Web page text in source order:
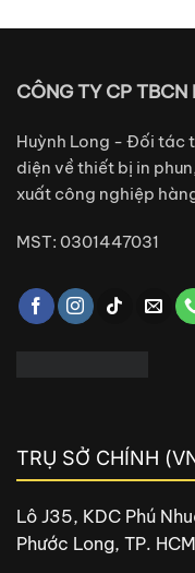
CÔNG TY CP TBCN
Huỳnh Long - Đối tác
diện về thiết bị in
xuất công nghiệp
MST: 0301447031
TRỤ SỞ CHÍNH
Lô J35, KDC Phú
Phước Long, TP.